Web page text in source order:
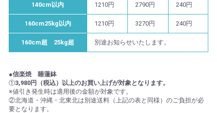
140cm以内 1210円 2790円 240円
160cm25kg以内 1210円 3270円 240円
160cm超 25kg超 別途お知らせいたします。
●信楽焼 睡蓮鉢
①3,980円（税込）以上のお買い上げが対象となります。
※値引き発生時は適用後の金額が対象です。
②北海道・沖縄・北東北は別途送料（上記の表と同様）のご負担が必
要となります。